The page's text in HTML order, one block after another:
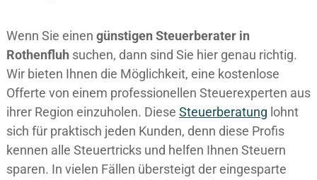
Wenn Sie einen günstigen Steuerberater in
Rothenfluh suchen, dann sind Sie hier genau richtig.
Wir bieten Ihnen die Möglichkeit, eine kostenlose
Offerte von einem professionellen Steuerexperten aus
ihrer Region einzuholen. Diese Steuerberatung lohnt
sich für praktisch jeden Kunden, denn diese Profis
kennen alle Steuertricks und helfen Ihnen Steuern
sparen. In vielen Fällen übersteigt der eingesparte